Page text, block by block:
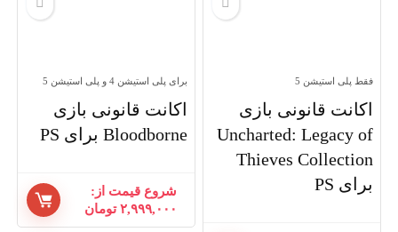
فقط پلی‌ استیشن 5
اکانت قانونی بازی
Uncharted: Legacy of
Thieves Collection
برای PS
برای پلی استیشن 4 و پلی استیشن 5
اکانت قانونی بازی
Bloodborne برای PS
شروع قیمت از:
۲,۹۹۹,۰۰۰ تومان